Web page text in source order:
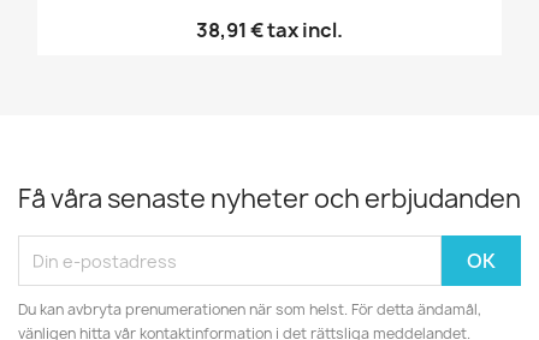
38,91 €tax incl.
Få våra senaste nyheter och erbjudanden
Du kan avbryta prenumerationen när som helst. För detta ändamål,
vänligen hitta vår kontaktinformation i det rättsliga meddelandet.